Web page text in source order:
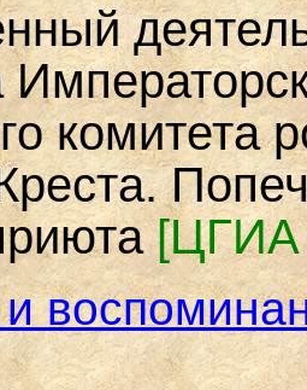
комитета
[ЦГИА